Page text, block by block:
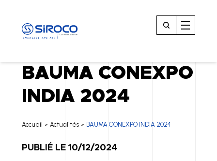
BAUMA CONEXPO
INDIA 2024
Accueil > Actualités > BAUMA CONEXPO INDIA 2024
PUBLIÉ LE 10/12/2024